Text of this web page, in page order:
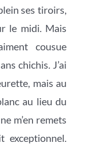
ses tiroirs,
le midi. Mais
cousue
chichis. J’ai
mais au
au lieu du
m’en remets
exceptionnel.